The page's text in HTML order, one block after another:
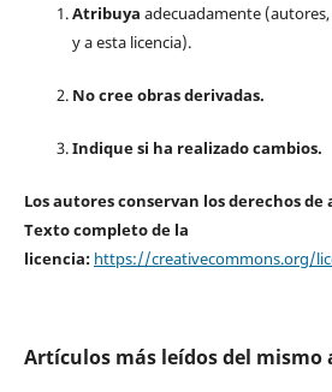
Atribuya adecuadamente
y a esta licencia).
No cree obras derivadas.
Indique si ha realizado cambios.
Los autores conservan los derechos de
Texto completo de la
licencia: https://creativecommons.org/
Artículos más leídos del